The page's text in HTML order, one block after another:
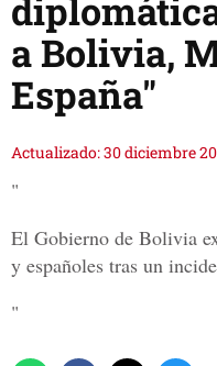
a Bolivia,
España"
Actualizado: 30 diciembre
"
El Gobierno de Bolivia
y españoles tras un
"